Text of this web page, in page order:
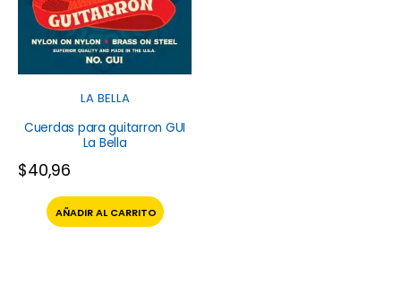
LA BELLA
Cuerdas para guitarron GUI
La Bella
$40,96
AÑADIR AL CARRITO